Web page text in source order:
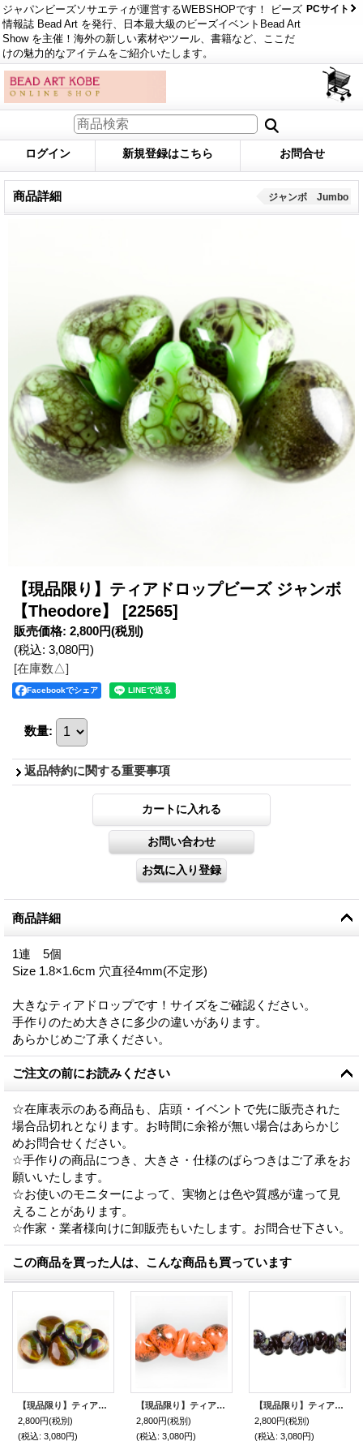
ジャパンビーズソサエティが運営するWEBSHOPです！ ビーズ
情報誌 Bead Art を発行、日本最大級のビーズイベントBead Art
Show を主催！海外の新しい素材やツール、書籍など、ここだ
けの魅力的なアイテムをご紹介いたします。
PCサイト
ログイン 新規登録はこちら お問合せ
商品詳細 ジャンボ Jumbo
【現品限り】ティアドロップビーズ ジャンボ
【Theodore】 [22565]
販売価格: 2,800円(税別)
(税込: 3,080円)
[在庫数△]
Facebookでシェア
数量:
返品特約に関する重要事項
商品詳細
1連 5個
Size 1.8×1.6cm 穴直径4mm(不定形)
大きなティアドロップです！サイズをご確認ください。
手作りのため大きさに多少の違いがあります。
あらかじめご了承ください。
ご注文の前にお読みください
☆在庫表示のある商品も、店頭・イベントで先に販売された
場合品切れとなります。お時間に余裕が無い場合はあらかじ
めお問合せください。
☆手作りの商品につき、大きさ・仕様のばらつきはご了承をお
願いいたします。
☆お使いのモニターによって、実物とは色や質感が違って見
えることがあります。
☆作家・業者様向けに卸販売もいたします。お問合せ下さい。
この商品を買った人は、こんな商品も買っています
【現品限り】ティアドロップビーズ ジャンボ 【Americano】
2,800円(税別)
(税込: 3,080円)
【現品限り】ティアドロップビーズ ジャンボ【Tiger Lily】
2,800円(税別)
(税込: 3,080円)
【現品限り】ティアドロップビーズ 【Addison】
2,800円(税別)
(税込: 3,080円)